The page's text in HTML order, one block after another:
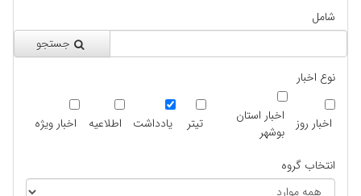
شامل
جستجو
نوع اخبار
اخبار روز
اخبار استان
بوشهر
تیتر یادداشت اطلاعیه اخبار ویژه
انتخاب گروه